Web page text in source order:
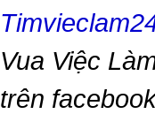
Vua Việc
trên